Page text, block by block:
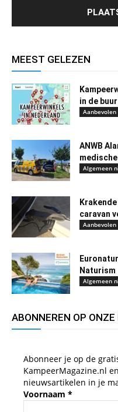
MEEST GELEZEN
in de
Aanbevolen
ANWB
Algemeen
caravan
Aanbevolen
Naturism
Algemeen
ABONNEREN OP ONZE
Abonneer je op de
KampeerMagazine.nl
nieuwsartikelen in je
Voornaam *